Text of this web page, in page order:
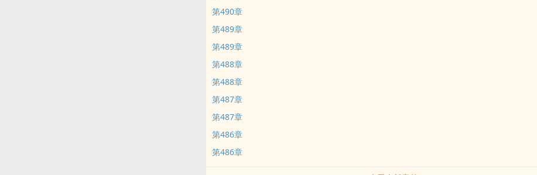
第490章
第489章
第489章
第488章
第488章
第487章
第487章
第486章
第486章